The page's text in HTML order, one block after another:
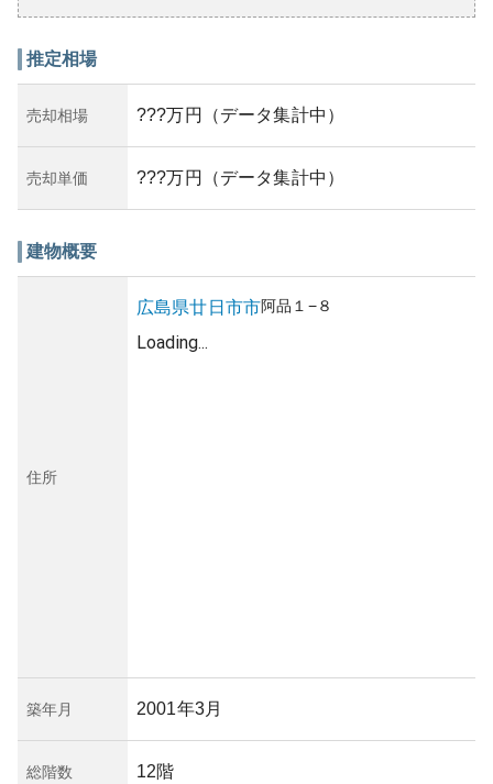
推定相場
売却相場 ???万円（データ集計中）
売却単価 ???万円（データ集計中）
建物概要
住所
広島県廿日市市阿品 １−８
Loading...
築年月 2001年3月
総階数 12階